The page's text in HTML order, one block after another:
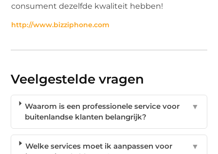
consument dezelfde kwaliteit hebben!
http://www.bizziphone.com
Veelgestelde vragen
Waarom is een professionele service voor
buitenlandse klanten belangrijk?
▼
Welke services moet ik aanpassen voor
▼